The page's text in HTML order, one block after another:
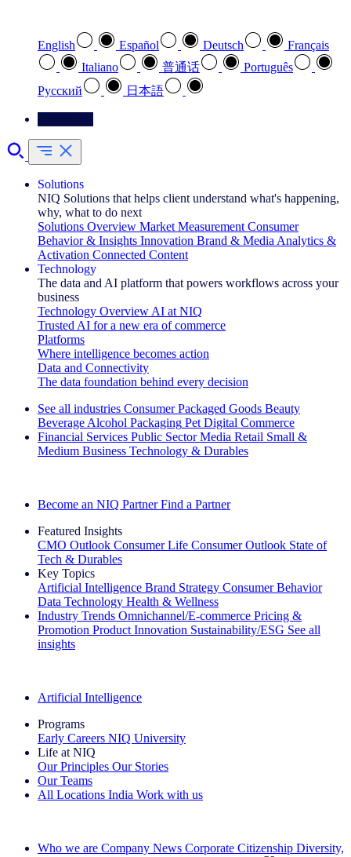
English Español Deutsch
Français
Italiano
普通话
Português
Pусский
日本語
Solutions
NIQ Solutions that helps client understand what's happening,
why, what to do next
Solutions Overview Market Measurement Consumer
Behavior & Insights Innovation Brand & Media Analytics &
Activation Connected Content
Technology
The data and AI platform that powers workflows across your
business
Technology Overview AI at NIQ
Trusted AI for a new era of commerce
Platforms
Where intelligence becomes action
Data and Connectivity
The data foundation behind every decision
See all industries Consumer Packaged Goods Beauty
Beverage Alcohol Packaging Pet Digital Commerce
Financial Services Public Sector Media Retail Small &
Medium Business Technology & Durables
Become an NIQ Partner Find a Partner
Featured Insights
CMO Outlook Consumer Life Consumer Outlook State of
Tech & Durables
Key Topics
Artificial Intelligence Brand Strategy Consumer Behavior
Data Technology Health & Wellness
Industry Trends Omnichannel/E-commerce Pricing &
Promotion Product Innovation Sustainability/ESG See all
insights
Artificial Intelligence
Programs
Early Careers NIQ University
Life at NIQ
Our Principles Our Stories
Our Teams
All Locations India Work with us
Who we are Company News Corporate Citizenship Diversity,